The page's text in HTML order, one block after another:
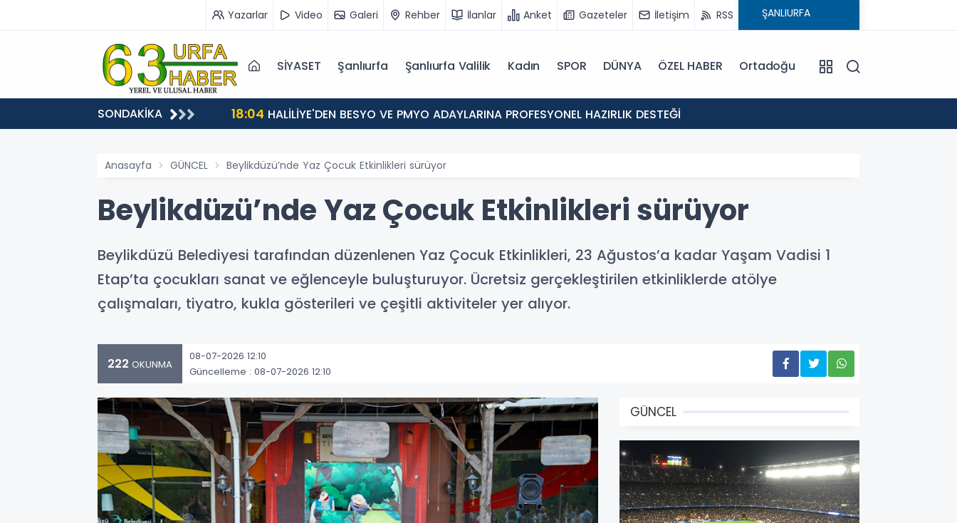
Yazarlar Video Galeri Rehber İlanlar Anket Gazeteler İletişim RSS
SİYASET Şanlıurfa Şanlıurfa Valilik Kadın SPOR DÜNYA ÖZEL HABER Ortadoğu
SONDAKİKA 18:04 HALİLİYE'DEN BESYO VE PMYO ADAYLARINA PROFESYONEL HAZIRLIK DESTEĞİ
Anasayfa GÜNCEL Beylikdüzü’nde Yaz Çocuk Etkinlikleri sürüyor
Beylikdüzü’nde Yaz Çocuk Etkinlikleri sürüyor
Beylikdüzü Belediyesi tarafından düzenlenen Yaz Çocuk Etkinlikleri, 23 Ağustos’a kadar Yaşam Vadisi 1
Etap’ta çocukları sanat ve eğlenceyle buluşturuyor. Ücretsiz gerçekleştirilen etkinliklerde atölye
çalışmaları, tiyatro, kukla gösterileri ve çeşitli aktiviteler yer alıyor.
222 OKUNMA
08-07-2026 12:10
Güncelleme : 08-07-2026 12:10
GÜNCEL